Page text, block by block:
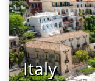
Italy